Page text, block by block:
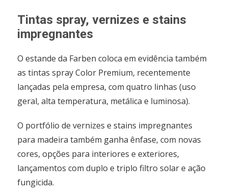
Tintas spray, vernizes e stains
impregnantes
O estande da Farben coloca em evidência também
as tintas spray Color Premium, recentemente
lançadas pela empresa, com quatro linhas (uso
geral, alta temperatura, metálica e luminosa).
O portfólio de vernizes e stains impregnantes
para madeira também ganha ênfase, com novas
cores, opções para interiores e exteriores,
lançamentos com duplo e triplo filtro solar e ação
fungicida.